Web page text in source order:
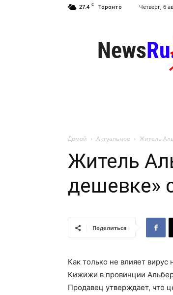
27.4 C Торонто Четверг, 6
Домой Актуальное Житель
Житель
дешевке»
Поделиться
Как только не влияет
Кижижи в провинции
Продавец утверждает, что